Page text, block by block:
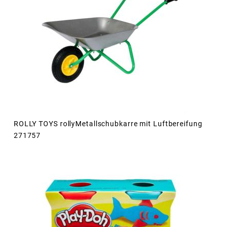
ROLLY TOYS rollyMetallschubkarre mit Luftbereifung
271757